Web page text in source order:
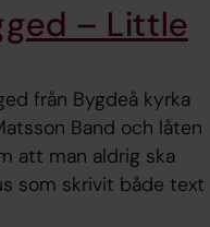
– Little
från Bygdeå kyrka
Band och låten
att man aldrig ska
som skrivit både text